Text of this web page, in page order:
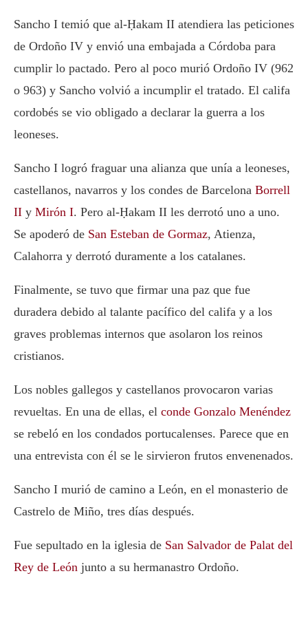
Sancho I temió que al-Ḥakam II atendiera las peticiones
de Ordoño IV y envió una embajada a Córdoba para
cumplir lo pactado. Pero al poco murió Ordoño IV (962
o 963) y Sancho volvió a incumplir el tratado. El califa
cordobés se vio obligado a declarar la guerra a los
leoneses.
Sancho I logró fraguar una alianza que unía a leoneses,
castellanos, navarros y los condes de Barcelona Borrell
II y Mirón I. Pero al-Ḥakam II les derrotó uno a uno.
Se apoderó de San Esteban de Gormaz, Atienza,
Calahorra y derrotó duramente a los catalanes.
Finalmente, se tuvo que firmar una paz que fue
duradera debido al talante pacífico del califa y a los
graves problemas internos que asolaron los reinos
cristianos.
Los nobles gallegos y castellanos provocaron varias
revueltas. En una de ellas, el conde Gonzalo Menéndez
se rebeló en los condados portucalenses. Parece que en
una entrevista con él se le sirvieron frutos envenenados.
Sancho I murió de camino a León, en el monasterio de
Castrelo de Miño, tres días después.
Fue sepultado en la iglesia de San Salvador de Palat del
Rey de León junto a su hermanastro Ordoño.